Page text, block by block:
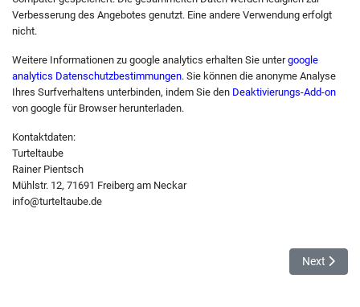
Verbesserung des Angebotes genutzt. Eine andere Verwendung erfolgt
nicht.
Weitere Informationen zu google analytics erhalten Sie untergoogle
analytics Datenschutzbestimmungen. Sie können die anonyme Analyse
Ihres Surfverhaltens unterbinden, indem Sie den Deaktivierungs-Add-on
von google für Browser herunterladen.
Kontaktdaten:
Turteltaube
Rainer Pientsch
Mühlstr. 12, 71691 Freiberg am Neckar
info@turteltaube.de
Next
Next